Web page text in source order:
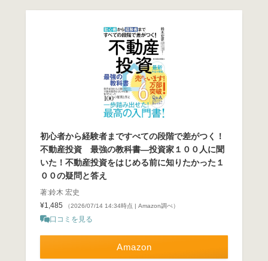
初心者から経験者まですべての段階で差がつく！
不動産投資 最強の教科書―投資家１００人に聞
いた！不動産投資をはじめる前に知りたかった１
００の疑問と答え
著:鈴木 宏史
¥1,485
（2026/07/14 14:34時点 | Amazon調べ）
口コミを見る
Amazon